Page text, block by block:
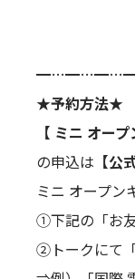
★予約方法★
【 ミニ オー
の申込は 【公
ミニ オープン
①下記の「お
②トークにて